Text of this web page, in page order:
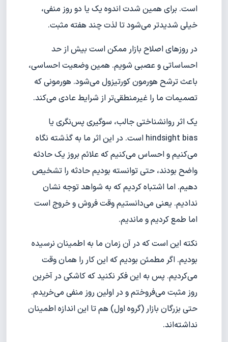
است. برای همین شدت اندوه یک یا دو روز منفی،
خیلی شدیدتر می‌شود تا لذت چند هفته مثبت.
در روزهای اصلاح بازار ممکن است بیش از حد
احساساتی و عصبی شویم. همین وضعیت احساسی،
باعث ترشح هورمون کورتیزول می‌شود. هورمونی که
تصمیمات ما را غیرمنطقی‌تر از شرایط عادی می‌کند.
یک اثر روانشناختی جالب، سوگیری پس‌نگری یا
hindsight bias است. در این اثر ما به گذشته نگاه
می‌کنیم و احساس می‌کنیم که علائم بروز یک حادثه
واضح بودند، حتی توانسته بودیم حادثه را تشخیص
دهیم. اما اشتباه کردیم که به شواهد توجه نشان
ندادیم. یعنی می‌دانستیم وقت فروش و خروج است
اما طمع کردیم و ماندیم.
نکته این است که در آن زمان ما به اطمینان نرسیده
بودیم. اگر مطمئن بودیم که این کار را همان وقت
می‌کردیم. پس به این فکر نکنید که کاشکی در آخرین
روز مثبت می‌فروختم و در اولین روز منفی می‌خریدم.
حتی بزرگان بازار (گروه اول) هم تا این اندازه اطمینان
نداشته‌اند.